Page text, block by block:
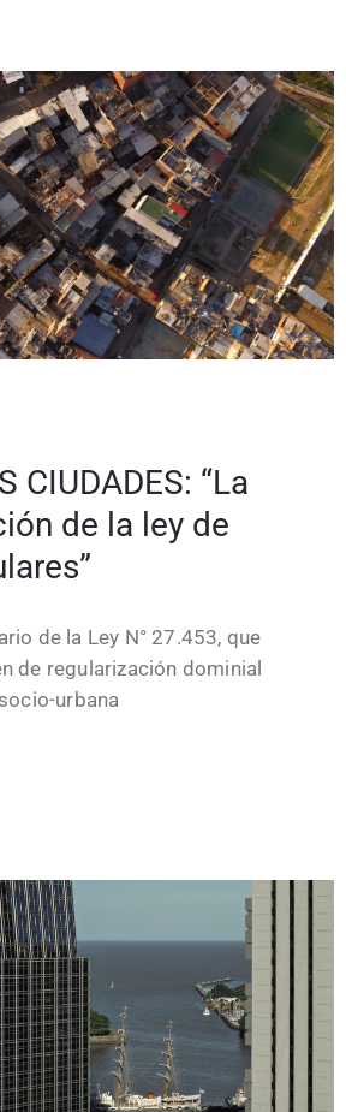
CIUDADES: “La
de la ley de
de la Ley N° 27.453, que
de regularización dominial
urbana